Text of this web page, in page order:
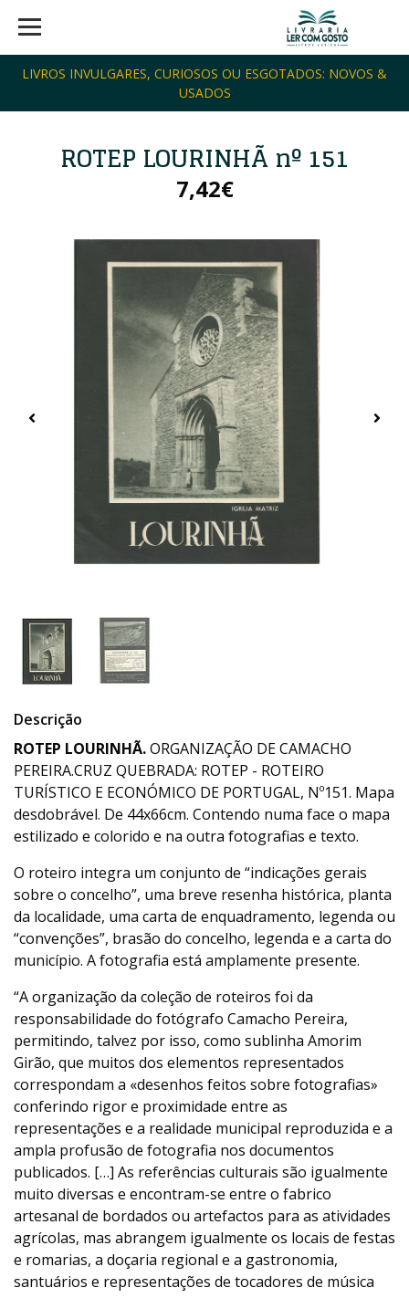
LIVROS INVULGARES, CURIOSOS OU ESGOTADOS: NOVOS &
USADOS
ROTEP LOURINHÃ nº 151
7,42€
Descrição
ROTEP LOURINHÃ.ORGANIZAÇÃO DE CAMACHO
PEREIRA.CRUZ QUEBRADA: ROTEP - ROTEIRO
TURÍSTICO E ECONÓMICO DE PORTUGAL, Nº151. Mapa
desdobrável. De 44x66cm. Contendo numa face o mapa
estilizado e colorido e na outra fotografias e texto.
O roteiro integra um conjunto de “indicações gerais
sobre o concelho”, uma breve resenha histórica, planta
da localidade, uma carta de enquadramento, legenda ou
“convenções”, brasão do concelho, legenda e a carta do
município. A fotografia está amplamente presente.
“A organização da coleção de roteiros foi da
responsabilidade do fotógrafo Camacho Pereira,
permitindo, talvez por isso, como sublinha Amorim
Girão, que muitos dos elementos representados
correspondam a «desenhos feitos sobre fotografias»
conferindo rigor e proximidade entre as
representações e a realidade municipal reproduzida e a
ampla profusão de fotografia nos documentos
publicados. […] As referências culturais são igualmente
muito diversas e encontram-se entre o fabrico
artesanal de bordados ou artefactos para as atividades
agrícolas, mas abrangem igualmente os locais de festas
e romarias, a doçaria regional e a gastronomia,
santuários e representações de tocadores de música